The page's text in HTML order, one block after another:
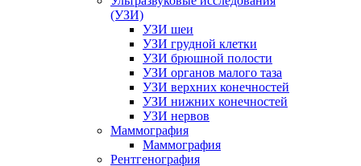
(УЗИ)
УЗИ шеи
УЗИ грудной клетки
УЗИ брюшной полости
УЗИ органов малого таза
УЗИ верхних конечностей
УЗИ нижних конечностей
УЗИ нервов
Маммография
Маммография
Рентгенография